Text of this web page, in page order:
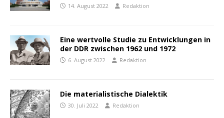
14. August 2022 Redaktion
Eine wertvolle Studie zu Entwicklungen in
der DDR zwischen 1962 und 1972
6. August 2022 Redaktion
Die materialistische Dialektik
30. Juli 2022 Redaktion